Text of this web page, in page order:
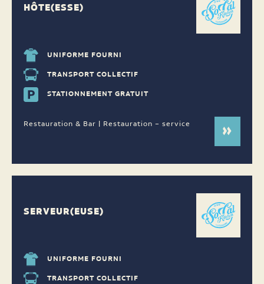
HÔTE(ESSE)
UNIFORME FOURNI
TRANSPORT COLLECTIF
STATIONNEMENT GRATUIT
Restauration & Bar | Restauration – service
SERVEUR(EUSE)
UNIFORME FOURNI
TRANSPORT COLLECTIF